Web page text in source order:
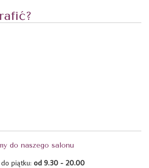
do naszego salonu
piątku: od 9.30 - 20.00